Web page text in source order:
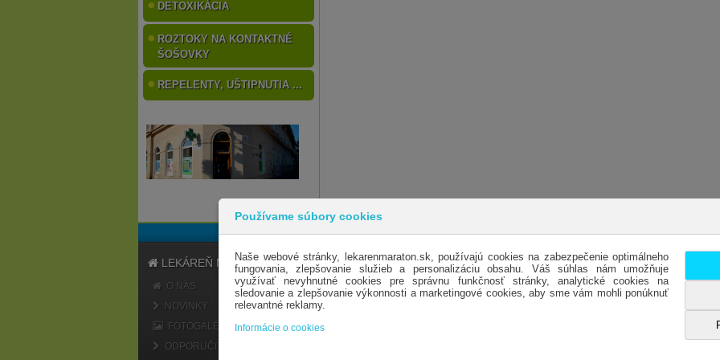
Používame súbory cookies
Naše webové stránky, lekarenmaraton.sk, používajú cookies na zabezpečenie optimálneho
fungovania, zlepšovanie služieb a personalizáciu obsahu. Váš súhlas nám umožňuje
využívať nevyhnutné cookies pre správnu funkčnosť stránky, analytické cookies na
sledovanie a zlepšovanie výkonnosti a marketingové cookies, aby sme vám mohli ponúknuť
relevantné reklamy.
Informácie o cookies
DETOXIKÁCIA
ROZTOKY NA KONTAKTNÉ
ŠOŠOVKY
REPELENTY, UŠTIPNUTIA ...
LEKÁREŇ MARATÓN
O NÁS
NOVINKY
FOTOGALÉRIA
ODPORUČIŤ
INFORMÁCIE
OBCHODNÉ PODMIENKY